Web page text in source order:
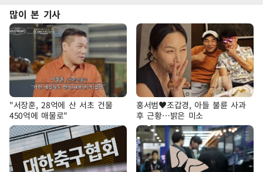
많이 본 기사
"서장훈, 28억에 산 서초 건물
450억에 매물로"
홍서범♥조갑경, 아들 불륜 사과
후 근황…밝은 미소